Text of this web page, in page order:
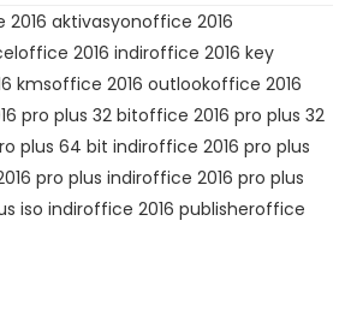
2016 aktivasyonoffice 2016
office 2016 indiroffice 2016 key
kmsoffice 2016 outlookoffice 2016
pro plus 32 bitoffice 2016 pro plus 32
plus 64 bit indiroffice 2016 pro plus
pro plus indiroffice 2016 pro plus
iso indiroffice 2016 publisheroffice